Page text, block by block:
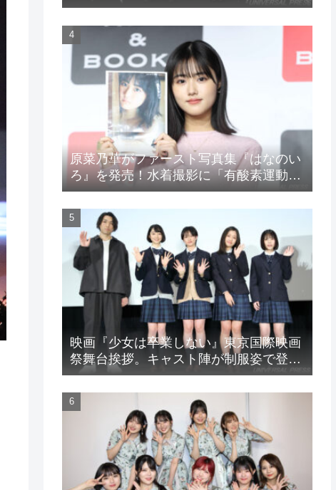
と」映画『山女』東京国際映画祭Q&A
原菜乃華がファースト写真集『はなのい
ろ』を発売！水着撮影に「有酸素運動と
筋トレを頑張りました」
映画『少女は卒業しない』東京国際映画
祭舞台挨拶。キャスト陣が制服姿で登
場！